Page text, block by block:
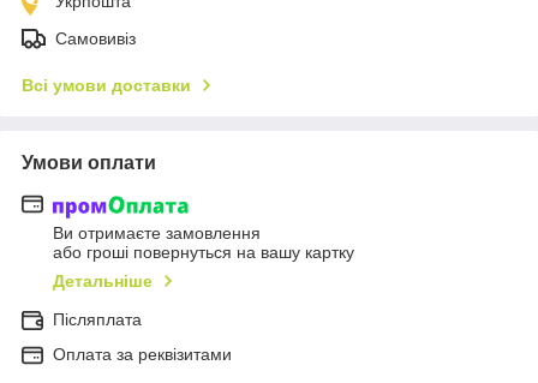
Самовивіз
Всі умови доставки
Умови оплати
Ви отримаєте замовлення
або гроші повернуться на вашу картку
Детальніше
Післяплата
Оплата за реквізитами